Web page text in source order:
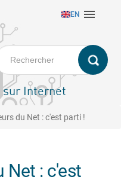
EN 
sur Internet
du Net : c'est parti !
Net : c'est